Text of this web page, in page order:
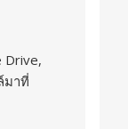
Drive,
มาที่